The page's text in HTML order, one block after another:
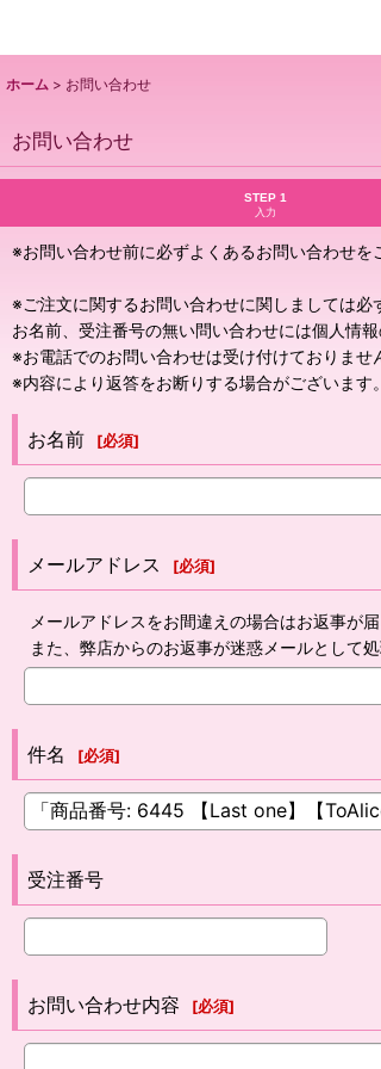
ホーム > お問い合わせ
お問い合わせ
STEP 1
入力
※お問い合わせ前に必ずよくあるお問い合わせを
※ご注文に関するお問い合わせに関しましては必
お名前、受注番号の無い問い合わせには個人情
※お電話でのお問い合わせは受け付けておりませ
※内容により返答をお断りする場合がございます。
お名前 [必須]
メールアドレス [必須]
メールアドレスをお間違えの場合はお返事が
また、弊店からのお返事が迷惑メールとして
件名 [必須]
受注番号
お問い合わせ内容 [必須]